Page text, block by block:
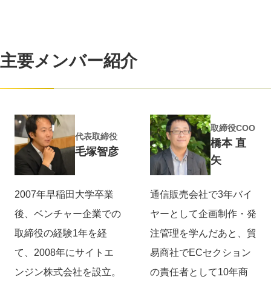
主要メンバー紹介
代表取締役
毛塚智彦
2007年早稲田大学卒業
後、ベンチャー企業での
取締役の経験1年を経
て、2008年にサイトエ
ンジン株式会社を設立。
取締役COO
橋本 直
矢
通信販売会社で3年バイ
ヤーとして企画制作・発
注管理を学んだあと、貿
易商社でECセクション
の責任者として10年商